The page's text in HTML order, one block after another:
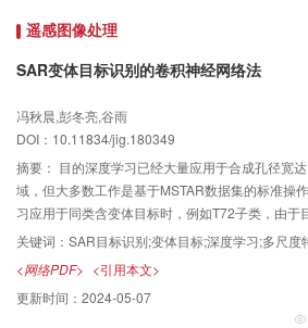
识别正确率更高，在某些点云描述子上的识别正确
通过将CAD模型在不同视角下点云的全局与局部
出的模型库构建方法可有效提高点云目标识别正确
遥感图像处理
SAR变体目标识别的卷积神经网络法
冯秋晨,彭冬亮,谷雨
DOI：10.11834/jig.180349
摘要： 目的深度学习已经大量应用于合成孔径宽
域，但大多数工作是基于MSTAR数据集的标准操
习应用于同类含变体目标时，例如T72子类，由于
较大的挑战。本文从极大限度地保留SAR图像输入
SAR变体目标识别的深度卷积神经网络结构。方
特征提取模块和DenseNet中的稠密块、转移层构
网络底层，通过使用尺寸分别为1×1、3×3、5×5
关键词： SAR目标识别;变体目标;深度学习;多尺度
<网络PDF> <引用本文>
更新时间： 2024-05-07